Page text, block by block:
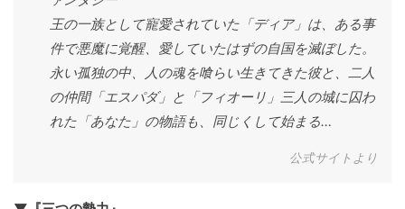
王の一族として寵愛されていた「ディア」は、ある事
件で悪魔に覚醒、愛していたはずの自国を滅ぼした。
永い孤独の中、人の魂を喰らい生きてきた彼と、二人
の仲間「エスパダ」と「フィオーリ」三人の城に囚わ
れた「あなた」の物語も、同じくして始まる…
公式サイトより